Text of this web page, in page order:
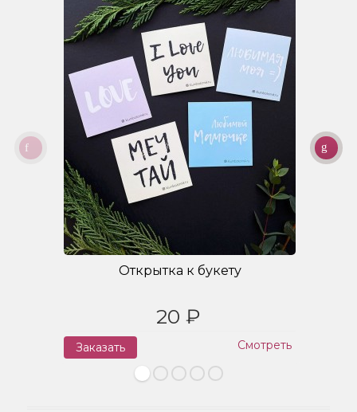
Открытка к букету
20 ₽
Заказать Смотреть